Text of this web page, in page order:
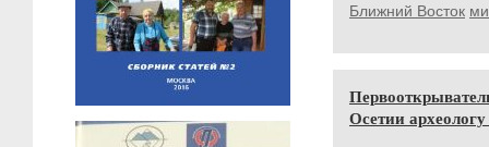
Ближний Восток
Осетии